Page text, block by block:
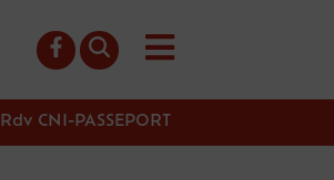
Rdv CNI-PASSEPORT